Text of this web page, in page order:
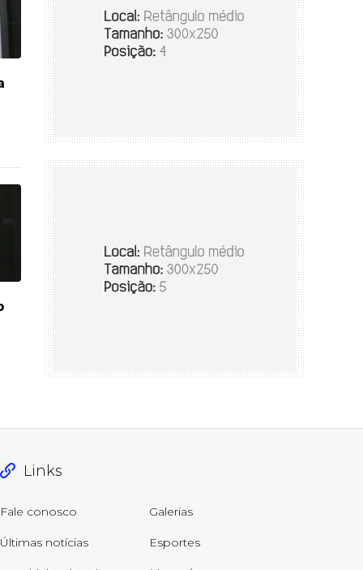
Links
Fale conosco Galerias
Últimas notícias Esportes